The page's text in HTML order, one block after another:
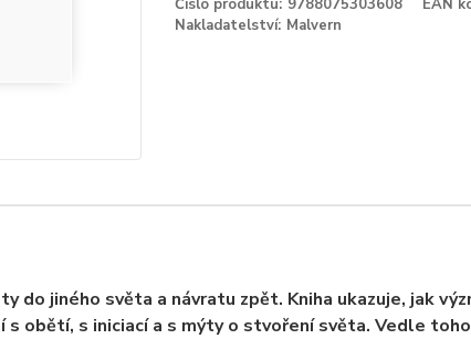
Číslo produktu: 9788075303608 EAN
Nakladatelství: Malvern
do jiného světa a návratu zpět. Kniha ukazuje, jak
obětí, s iniciací a s mýty o stvoření světa. Vedle